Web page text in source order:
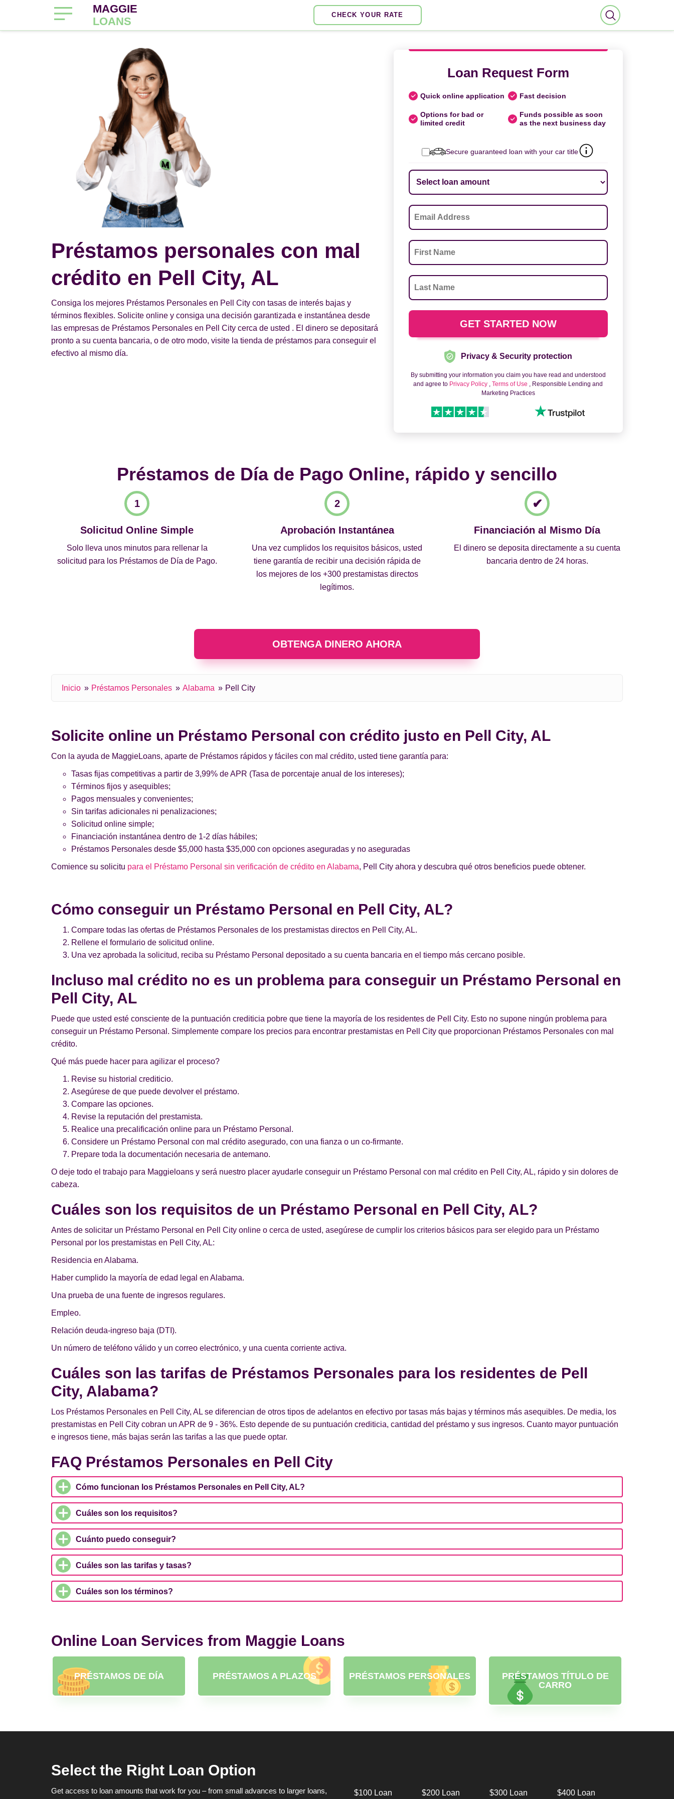
MAGGIE
LOANS
CHECK YOUR RATE
Préstamos personales con mal
crédito en Pell City, AL
Consiga los mejores Préstamos Personales en Pell City con tasas de interés bajas y
términos flexibles. Solicite online y consiga una decisión garantizada e instantánea desde
las empresas de Préstamos Personales en Pell City cerca de usted . El dinero se depositará
pronto a su cuenta bancaria, o de otro modo, visite la tienda de préstamos para conseguir el
efectivo al mismo día.
Loan Request Form
Quick online application Fast decision
Options for bad or
limited credit
Funds possible as soon
as the next business day
Secure guaranteed loan with your car title
Privacy & Security protection
By submitting your information you claim you have read and understood
and agree to Privacy Policy ,Terms of Use , Responsible Lending and
Marketing Practices
Préstamos de Día de Pago Online, rápido y sencillo
Solicitud Online Simple
Solo lleva unos minutos para rellenar la
solicitud para los Préstamos de Día de Pago.
Aprobación Instantánea
Una vez cumplidos los requisitos básicos, usted
tiene garantía de recibir una decisión rápida de
los mejores de los +300 prestamistas directos
legítimos.
Financiación al Mismo Día
El dinero se deposita directamente a su cuenta
bancaria dentro de 24 horas.
OBTENGA DINERO AHORA
Inicio Préstamos Personales Alabama Pell City
Solicite online un Préstamo Personal con crédito justo en Pell City, AL
Con la ayuda de MaggieLoans, aparte de Préstamos rápidos y fáciles con mal crédito, usted tiene garantía para:
Tasas fijas competitivas a partir de 3,99% de APR (Tasa de porcentaje anual de los intereses);
Términos fijos y asequibles;
Pagos mensuales y convenientes;
Sin tarifas adicionales ni penalizaciones;
Solicitud online simple;
Financiación instantánea dentro de 1-2 días hábiles;
Préstamos Personales desde $5,000 hasta $35,000 con opciones aseguradas y no aseguradas
Comience su solicitu para el Préstamo Personal sin verificación de crédito en Alabama, Pell City ahora y descubra qué otros beneficios puede obtener.
Cómo conseguir un Préstamo Personal en Pell City, AL?
Compare todas las ofertas de Préstamos Personales de los prestamistas directos en Pell City, AL.
Rellene el formulario de solicitud online.
Una vez aprobada la solicitud, reciba su Préstamo Personal depositado a su cuenta bancaria en el tiempo más cercano posible.
Incluso mal crédito no es un problema para conseguir un Préstamo Personal en
Pell City, AL
Puede que usted esté consciente de la puntuación crediticia pobre que tiene la mayoría de los residentes de Pell City. Esto no supone ningún problema para
conseguir un Préstamo Personal. Simplemente compare los precios para encontrar prestamistas en Pell City que proporcionan Préstamos Personales con mal
crédito.
Qué más puede hacer para agilizar el proceso?
Revise su historial crediticio.
Asegúrese de que puede devolver el préstamo.
Compare las opciones.
Revise la reputación del prestamista.
Realice una precalificación online para un Préstamo Personal.
Considere un Préstamo Personal con mal crédito asegurado, con una fianza o un co-firmante.
Prepare toda la documentación necesaria de antemano.
O deje todo el trabajo para Maggieloans y será nuestro placer ayudarle conseguir un Préstamo Personal con mal crédito en Pell City, AL, rápido y sin dolores de
cabeza.
Cuáles son los requisitos de un Préstamo Personal en Pell City, AL?
Antes de solicitar un Préstamo Personal en Pell City online o cerca de usted, asegúrese de cumplir los criterios básicos para ser elegido para un Préstamo
Personal por los prestamistas en Pell City, AL:
Residencia en Alabama.
Haber cumplido la mayoría de edad legal en Alabama.
Una prueba de una fuente de ingresos regulares.
Empleo.
Relación deuda-ingreso baja (DTI).
Un número de teléfono válido y un correo electrónico, y una cuenta corriente activa.
Cuáles son las tarifas de Préstamos Personales para los residentes de Pell
City, Alabama?
Los Préstamos Personales en Pell City, AL se diferencian de otros tipos de adelantos en efectivo por tasas más bajas y términos más asequibles. De media, los
prestamistas en Pell City cobran un APR de 9 - 36%. Esto depende de su puntuación crediticia, cantidad del préstamo y sus ingresos. Cuanto mayor puntuación
e ingresos tiene, más bajas serán las tarifas a las que puede optar.
FAQ Préstamos Personales en Pell City
Cómo funcionan los Préstamos Personales en Pell City, AL?
Cuáles son los requisitos?
Cuánto puedo conseguir?
Cuáles son las tarifas y tasas?
Cuáles son los términos?
Online Loan Services from Maggie Loans
PRÉSTAMOS DE DÍA PRÉSTAMOS A PLAZOS PRÉSTAMOS PERSONALES
PRÉSTAMOS TÍTULO DE
CARRO
Select the Right Loan Option
Get access to loan amounts that work for you – from small advances to larger loans, $100 Loan $200 Loan $300 Loan $400 Loan